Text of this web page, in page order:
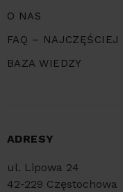
O NAS
FAQ – NAJCZĘŚCIEJ
BAZA WIEDZY
ADRESY
ul. Lipowa 24
42-229 Częstochowa